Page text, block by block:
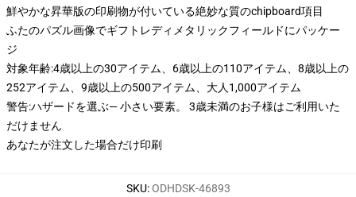
鮮やかな昇華版の印刷物が付いている絶妙な質のchipboard項目
ふたのパズル画像でギフトレディメタリックフィールドにパッケー
ジ
対象年齢:4歳以上の30アイテム、6歳以上の110アイテム、8歳以上の
252アイテム、9歳以上の500アイテム、大人1,000アイテム
警告:ハザードを選ぶ— 小さい要素。 3歳未満のお子様はご利用いた
だけません
あなたが注文した場合だけ印刷
SKU:ODHDSK-46893